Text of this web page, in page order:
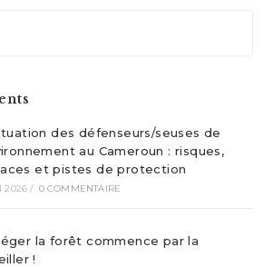
des défenseurs/seuses de
au Cameroun : risques,
et pistes de protection
2026 / 0 COMMENTAIRE
la forêt commence par la
!